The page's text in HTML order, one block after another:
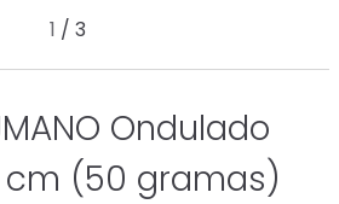
1 / 3
Ondulado
(50 gramas)